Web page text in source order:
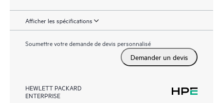
Afficher les spécifications
Soumettre votre demande de devis personnalisé
Demander un devis
HEWLETT PACKARD
ENTERPRISE